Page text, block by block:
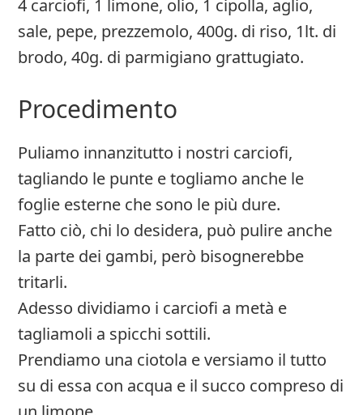
4 carciofi, 1 limone, olio, 1 cipolla, aglio,
sale, pepe, prezzemolo, 400g. di riso, 1lt. di
brodo, 40g. di parmigiano grattugiato.
Procedimento
Puliamo innanzitutto i nostri carciofi,
tagliando le punte e togliamo anche le
foglie esterne che sono le più dure.
Fatto ciò, chi lo desidera, può pulire anche
la parte dei gambi, però bisognerebbe
tritarli.
Adesso dividiamo i carciofi a metà e
tagliamoli a spicchi sottili.
Prendiamo una ciotola e versiamo il tutto
su di essa con acqua e il succo compreso di